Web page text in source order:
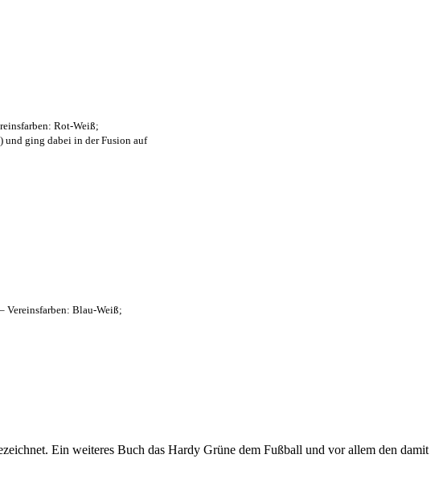
Rot-Weiß;
und ging dabei in der Fusion auf
Vereinsfarben: Blau-Weiß;
Ein weiteres Buch das Hardy Grüne dem Fußball und vor allem den damit